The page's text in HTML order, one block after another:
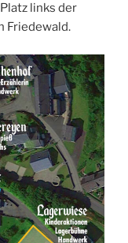
links der
Friedewald.